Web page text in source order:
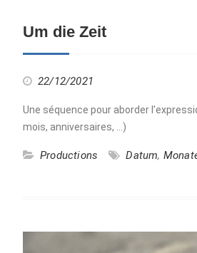
Um die Zeit
22/12/2021
Une séquence pour aborder
mois, anniversaires, …)
Productions Datum,